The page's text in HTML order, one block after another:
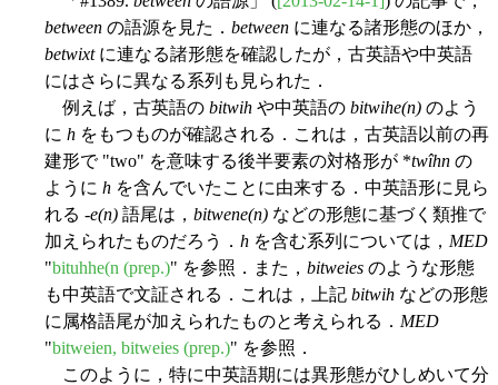
between の語源を見た． between に連なる諸形態のほか，
betwixtに連なる諸形態を確認したが，古英語や中英語
にはさらに異なる系列も見られた．
例えば，古英語の bitwih や中英語の bitwihe(n) のよう
に h をもつものが確認される．これは，古英語以前の再
建形で "two" を意味する後半要素の対格形が *twîhn の
ように h を含んでいたことに由来する．中英語形に見ら
れる -e(n) 語尾は， bitwene(n) などの形態に基づく類推で
加えられたものだろう． h を含む系列については， MED
"bituhhe(n (prep.)" を参照．また， bitweies のような形態
も中英語で文証される．これは，上記 bitwih などの形態
に属格語尾が加えられたものと考えられる． MED
"bitweien, bitweies (prep.)" を参照．
このように，特に中英語期には異形態がひしめいて分